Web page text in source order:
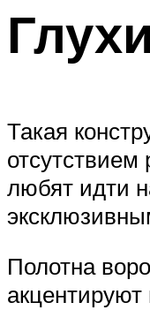
Такая
любят идти
Полотна